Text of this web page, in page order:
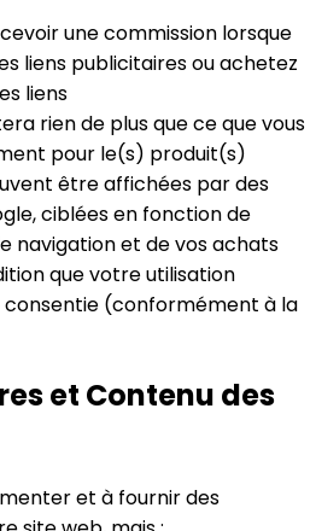
une commission lorsque
liens publicitaires ou achetez
liens
rien de plus que ce que vous
pour le(s) produit(s)
être affichées par des
ciblées en fonction de
navigation et de vos achats
que votre utilisation
(conformément à la
et Contenu des
et à fournir des